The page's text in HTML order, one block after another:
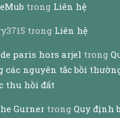
trong Liên hệ
trong Liên hệ
paris hors arjel trong
các nguyên tắc bồi
thu hồi đất
Gurner trong Quy định